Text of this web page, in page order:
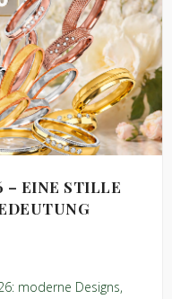
– EINE STILLE
moderne Designs,